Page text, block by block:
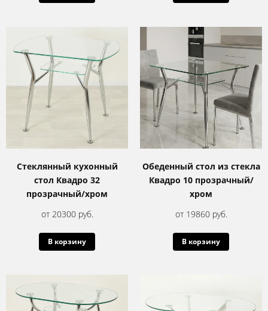
Стеклянный кухонный
стол Квадро 32
прозрачный/хром
от 20300 руб.
В корзину
Обеденный стол из стекла
Квадро 10 прозрачный/
хром
от 19860 руб.
В корзину